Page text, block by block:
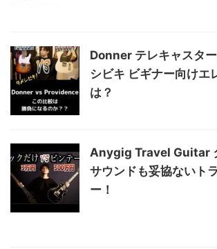
Donner テレキャスタ
シビキ ビギナー向けエ
は？
Anygig Travel Guitar
サウンドも妥協ないト
ー！